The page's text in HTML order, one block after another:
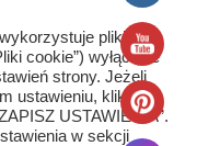
pliki
cookie”) wyłącznie
strony. Jeżeli
ustawieniu, kliknij
USTAWIENIA”.
w sekcji